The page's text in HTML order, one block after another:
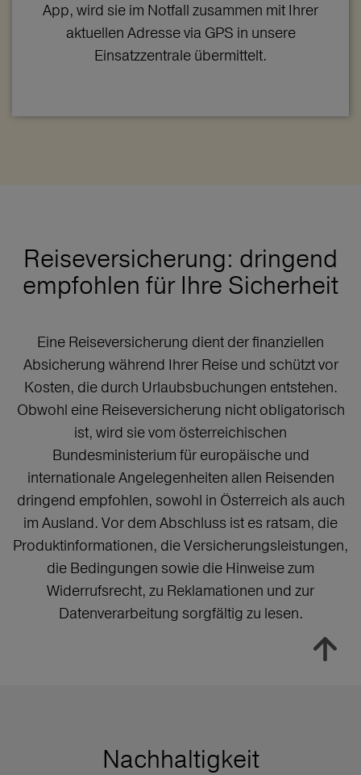
App, wird sie im Notfall zusammen mit Ihrer
aktuellen Adresse via GPS in unsere
Einsatzzentrale übermittelt.
Reiseversicherung: dringend
empfohlen für Ihre Sicherheit
Eine Reiseversicherung dient der finanziellen
Absicherung während Ihrer Reise und schützt vor
Kosten, die durch Urlaubsbuchungen entstehen.
Obwohl eine Reiseversicherung nicht obligatorisch
ist, wird sie vom österreichischen
Bundesministerium für europäische und
internationale Angelegenheiten allen Reisenden
dringend empfohlen, sowohl in Österreich als auch
im Ausland. Vor dem Abschluss ist es ratsam, die
Produktinformationen, die Versicherungsleistungen,
die Bedingungen sowie die Hinweise zum
Widerrufsrecht, zu Reklamationen und zur
Datenverarbeitung sorgfältig zu lesen.
Nachhaltigkeit